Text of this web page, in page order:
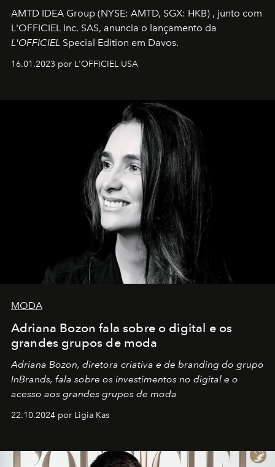
AMTD IDEA Group (NYSE: AMTD, SGX: HKB) , junto com
L'OFFICIEL Inc. SAS, anuncia o lançamento da
L'OFFICIEL Special Edition em Davos.
16.01.2023 por L'OFFICIEL USA
MODA
Adriana Bozon fala sobre o digital e os
grandes grupos de moda
Adriana Bozon, diretora criativa e de branding do grupo
InBrands, fala sobre os investimentos no digital e o
acesso aos grandes grupos de moda
22.10.2024 por Ligia Kas